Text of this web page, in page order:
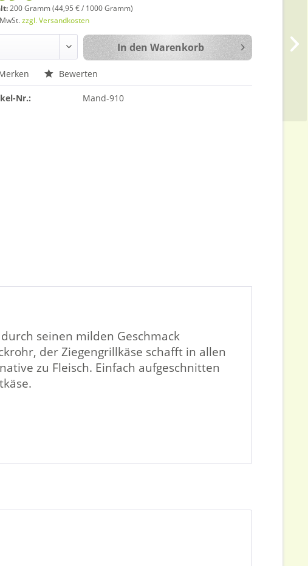
200 Gramm (44,95 € / 1000 Gramm)
zzgl. Versandkosten
In den Warenkorb
Bewerten
Nr.: Mand-910
seinen milden Geschmack
der Ziegengrillkäse schafft in allen
zu Fleisch. Einfach aufgeschnitten